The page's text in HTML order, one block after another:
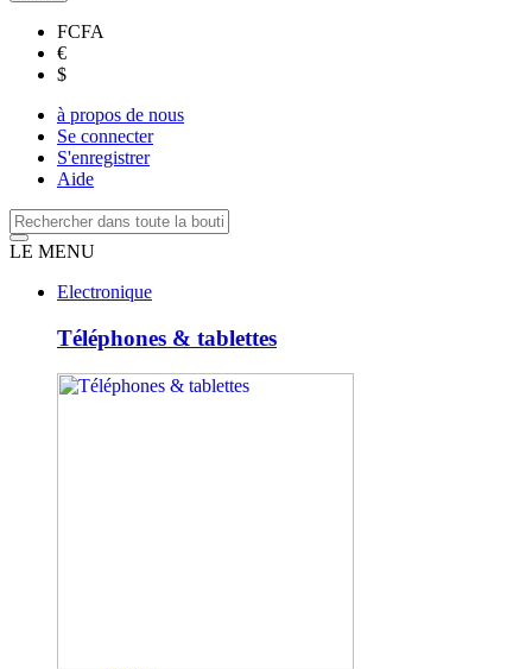
FCFA
€
$
à propos de nous
Se connecter
S'enregistrer
Aide
LE MENU
Electronique
Téléphones & tablettes